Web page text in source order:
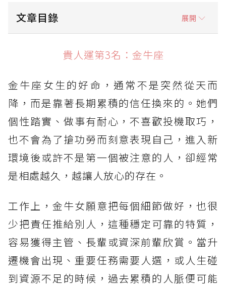
文章目錄 展開
貴人運第1名：天秤座
貴人運第3名：金牛座
金牛座女生的好命，通常不是突然從天而
降，而是靠著長期累積的信任換來的。她們
個性踏實、做事有耐心，不喜歡投機取巧，
也不會為了搶功勞而刻意表現自己，進入新
環境後或許不是第一個被注意的人，卻經常
是相處越久，越讓人放心的存在。
工作上，金牛女願意把每個細節做好，也很
少把責任推給別人，這種穩定可靠的特質，
容易獲得主管、長輩或資深前輩欣賞。當升
遷機會出現、重要任務需要人選，或人生碰
到資源不足的時候，過去累積的人脈便可能